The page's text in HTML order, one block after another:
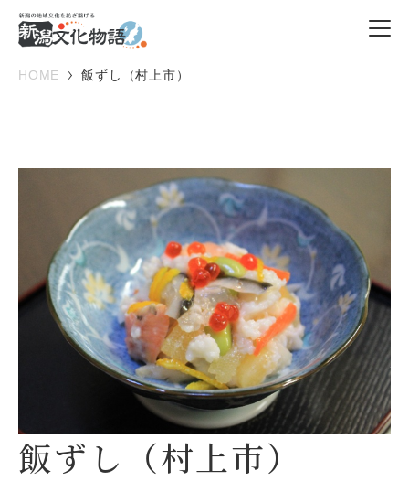
HOME 飯ずし（村上市）
飯ずし（村上市）